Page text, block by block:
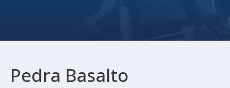
Pedra Basalto